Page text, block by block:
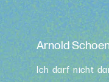
Arnold
Ich darf nicht